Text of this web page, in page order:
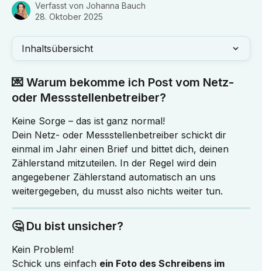
Verfasst von Johanna Bauch
28. Oktober 2025
Inhaltsübersicht
💌 Warum bekomme ich Post vom Netz-
oder Messstellenbetreiber?
Keine Sorge – das ist ganz normal!
Dein Netz- oder Messstellenbetreiber schickt dir
einmal im Jahr einen Brief und bittet dich, deinen
Zählerstand mitzuteilen. In der Regel wird dein
angegebener Zählerstand automatisch an uns
weitergegeben, du musst also nichts weiter tun.
🤔 Du bist unsicher?
Kein Problem!
Schick uns einfach ein Foto des Schreibens im